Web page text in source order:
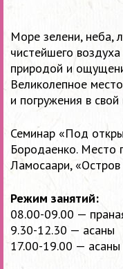
Море зелени, неба,
чистейшего
природой и
Великолепное
и погружения в
Семинар «Под
Бородаенко. Место
Ламосаари,
Режим занятий:
08.00-09.00 —
9.30-12.30 — асаны
17.00-19.00 — асаны